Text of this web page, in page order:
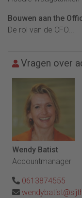
Bouwen aan the
De rol van de CFO...
Vragen over
Wendy Batist
Accountmanager
0613874555